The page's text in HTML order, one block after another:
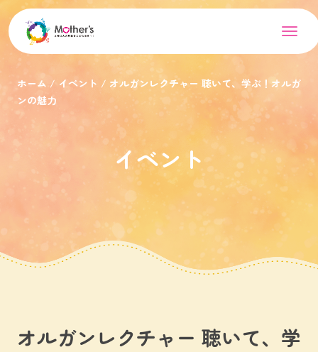
ホーム イベント
オルガンレクチャー 聴いて、学ぶ！オルガ
ンの魅力
イベント
オルガンレクチャー 聴いて、学